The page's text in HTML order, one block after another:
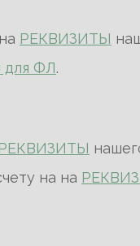
РЕКВИЗИТЫ
для ФЛ.
на на